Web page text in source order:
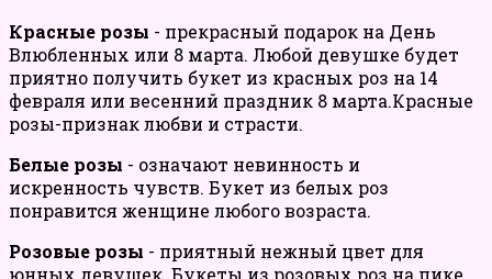
Красные розы - прекрасный подарок на День
Влюбленных или 8 марта. Любой девушке будет
приятно получить букет из красных роз на 14
февраля или весенний праздник 8 марта.Красные
розы-признак любви и страсти.
Белые розы - означают невинность и
искренность чувств. Букет из белых роз
понравится женщине любого возраста.
Розовые розы - приятный нежный цвет для
юнных девушек. Букеты из розовых роз на пике